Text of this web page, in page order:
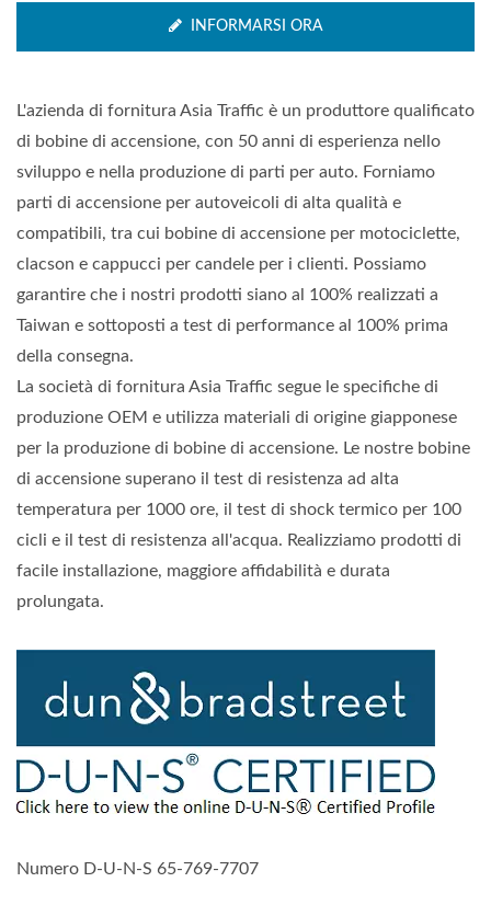
INFORMARSI ORA
L'azienda di fornitura Asia Traffic è un produttore qualificato
di bobine di accensione, con 50 anni di esperienza nello
sviluppo e nella produzione di parti per auto. Forniamo
parti di accensione per autoveicoli di alta qualità e
compatibili, tra cui bobine di accensione per motociclette,
clacson e cappucci per candele per i clienti. Possiamo
garantire che i nostri prodotti siano al 100% realizzati a
Taiwan e sottoposti a test di performance al 100% prima
della consegna.
La società di fornitura Asia Traffic segue le specifiche di
produzione OEM e utilizza materiali di origine giapponese
per la produzione di bobine di accensione. Le nostre bobine
di accensione superano il test di resistenza ad alta
temperatura per 1000 ore, il test di shock termico per 100
cicli e il test di resistenza all'acqua. Realizziamo prodotti di
facile installazione, maggiore affidabilità e durata
prolungata.
Numero D-U-N-S 65-769-7707